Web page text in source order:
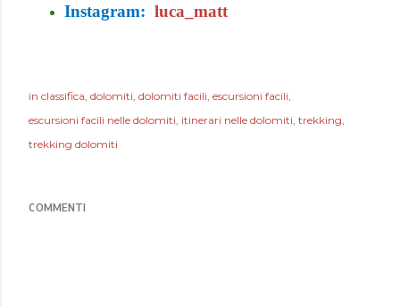
Instagram: luca_matt
in classifica dolomiti dolomiti facili escursioni facili
escursioni facili nelle dolomiti itinerari nelle dolomiti trekking
trekking dolomiti
COMMENTI